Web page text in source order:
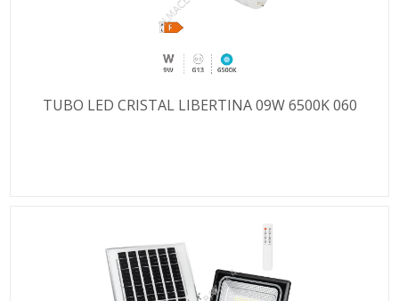
TUBO LED CRISTAL LIBERTINA 09W 6500K 060